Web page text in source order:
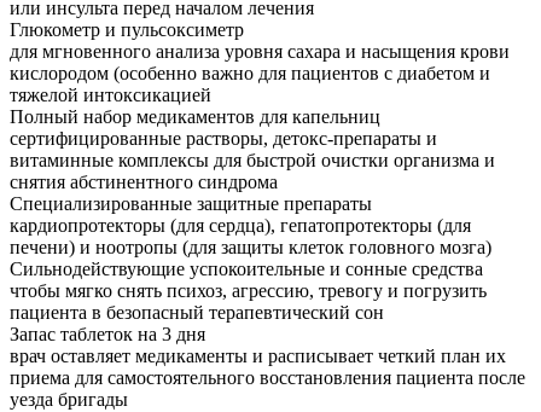
или инсульта перед началом лечения
Глюкометр и пульсоксиметр
для мгновенного анализа уровня сахара и насыщения крови
кислородом (особенно важно для пациентов с диабетом и
тяжелой интоксикацией
Полный набор медикаментов для капельниц
сертифицированные растворы, детокс-препараты и
витаминные комплексы для быстрой очистки организма и
снятия абстинентного синдрома
Специализированные защитные препараты
кардиопротекторы (для сердца), гепатопротекторы (для
печени) и ноотропы (для защиты клеток головного мозга)
Сильнодействующие успокоительные и сонные средства
чтобы мягко снять психоз, агрессию, тревогу и погрузить
пациента в безопасный терапевтический сон
Запас таблеток на 3 дня
врач оставляет медикаменты и расписывает четкий план их
приема для самостоятельного восстановления пациента после
уезда бригады